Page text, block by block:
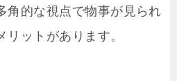
角的な視点で物事が見られ
リットがあります。